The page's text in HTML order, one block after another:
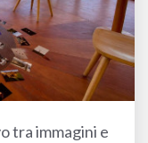
tra immagini e